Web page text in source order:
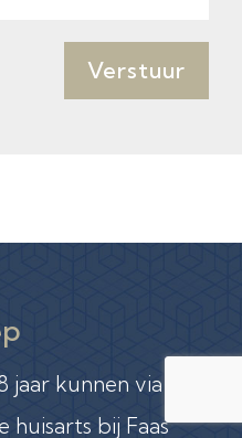
Verstuur
jaar kunnen via
huisarts bij Faas